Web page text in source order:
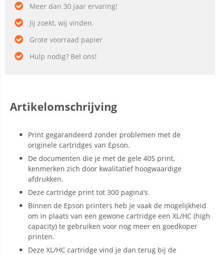
Meer dan 30 jaar ervaring!
Jij zoekt, wij vinden.
Grote voorraad papier
Hulp nodig? Bel ons!
Artikelomschrijving
Print gegarandeerd zonder problemen met de
originele cartridges van Epson.
De documenten die je met de gele 405 print,
kenmerken zich door kwalitatief hoogwaardige
afdrukken.
Deze cartridge print tot 300 pagina’s.
Binnen de Epson printers heb je vaak de mogelijkheid
om in plaats van een gewone cartridge een XL/HC (high
capacity) te gebruiken voor nog meer en goedkoper
printen.
Deze XL/HC cartridge vind je dan terug bij de